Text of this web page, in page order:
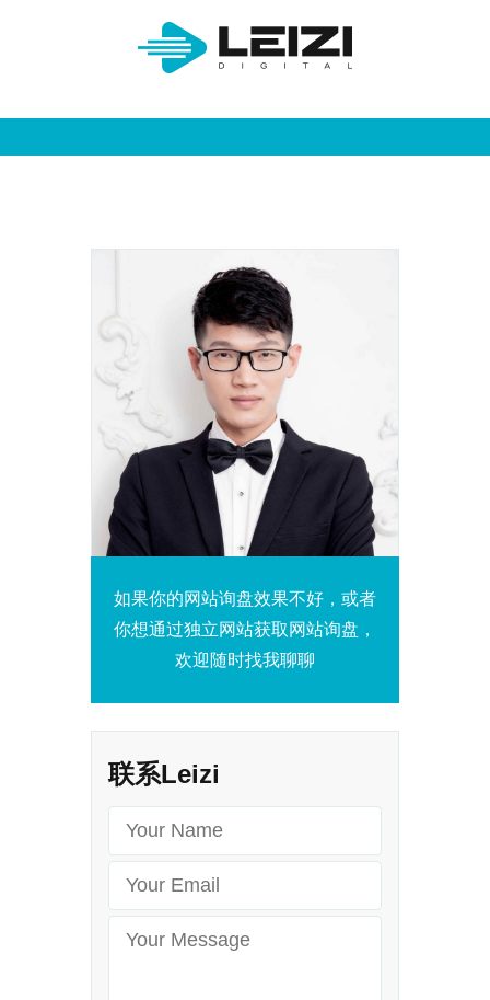
如果你的网站询盘效果不好，或者
你想通过独立网站获取网站询盘，
欢迎随时找我聊聊
联系Leizi